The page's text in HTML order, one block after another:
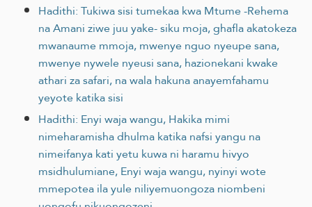
Hadithi: Tukiwa sisi tumekaa kwa Mtume -Rehema
na Amani ziwe juu yake- siku moja, ghafla akatokeza
mwanaume mmoja, mwenye nguo nyeupe sana,
mwenye nywele nyeusi sana, hazionekani kwake
athari za safari, na wala hakuna anayemfahamu
yeyote katika sisi
Hadithi: Enyi waja wangu, Hakika mimi
nimeharamisha dhulma katika nafsi yangu na
nimeifanya kati yetu kuwa ni haramu hivyo
msidhulumiane, Enyi waja wangu, nyinyi wote
mmepotea ila yule niliyemuongoza niombeni